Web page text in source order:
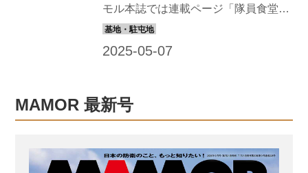
モル本誌では連載ページ「隊員食堂」
で全国の隊員食堂の自慢メニューを紹
入してみた。 1400人分の食事を一度に
つくる、熊谷基地の調理場 1日3食、大
地（埼玉県）の隊員食堂。自衛隊最大
級の厨房スペースには各種大型調理器
MAMOR 最新号